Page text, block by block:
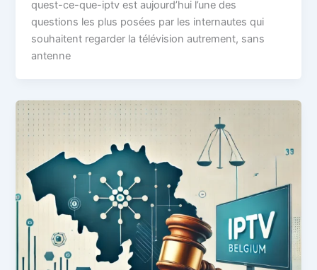
quest-ce-que-iptv est aujourd’hui l’une des
questions les plus posées par les internautes qui
souhaitent regarder la télévision autrement, sans
antenne